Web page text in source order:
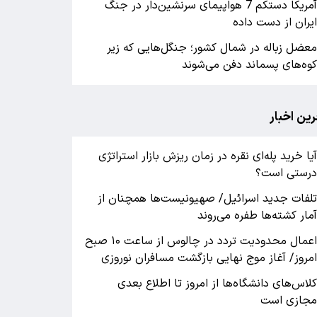
آمریکا دستکم 7 هواپیمای سرنشین‌دار در جنگ
ایران از دست داده
معضل زباله در شمال کشور؛ جنگل‌هایی که زیر
کوه‌های پسماند دفن می‌شوند
اخبار
آیا خرید پله‌ای نقره در زمان ریزش بازار استراتژی
درستی است؟
تلفات جدید اسرائیل/ صهیونیست‌ها همچنان از
آمار کشته‌ها طفره می‌روند
اعمال محدودیت تردد در چالوس از ساعت ۱۰ صبح
امروز/ آغاز موج نهایی بازگشت مسافران نوروزی
کلاس‌های دانشگاه‌ها از امروز تا اطلاع بعدی
مجازی است